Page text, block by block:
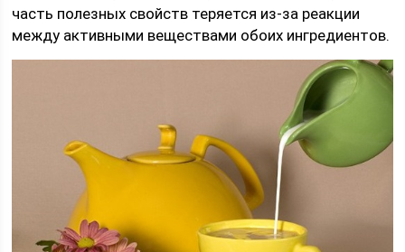
часть полезных свойств теряется из-за реакции
между активными веществами обоих ингредиентов.